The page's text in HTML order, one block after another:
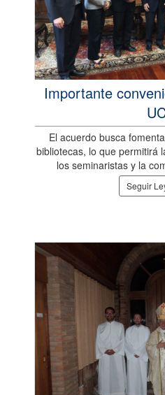
Importante
El acuerdo busca
bibliotecas, lo que permitirá
los seminaristas y la
Seguir